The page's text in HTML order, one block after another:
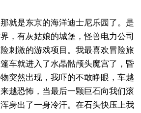
就是东京的海洋迪士尼乐园了。是
，有灰姑娘的城堡，怪兽电力公司
刺激的游戏项目。我最喜欢冒险旅
车就进入了水晶骷颅头魔宫了，昏
突然出现，我吓的不敢睁眼，车越
越恐怖，当最后一颗巨石向我们滚
身出了一身冷汗。在石头快压上我